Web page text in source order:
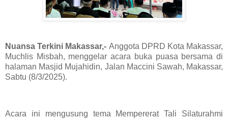
Nuansa Terkini Makassar,- Anggota DPRD Kota Makassar,
Muchlis Misbah, menggelar acara buka puasa bersama di
halaman Masjid Mujahidin, Jalan Maccini Sawah, Makassar,
Sabtu (8/3/2025).
Acara ini mengusung tema Mempererat Tali Silaturahmi